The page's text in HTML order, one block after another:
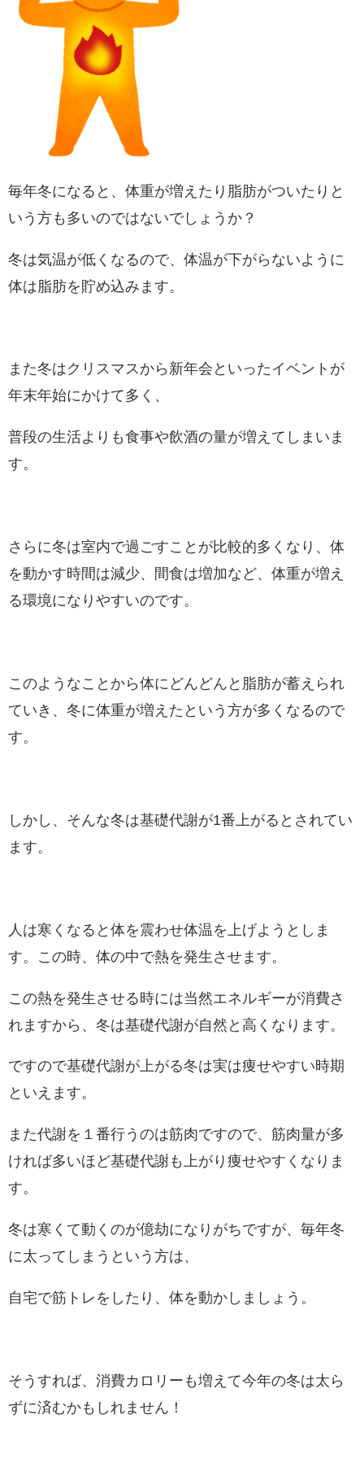
毎年冬になると、体重が増えたり脂肪がついたりと
いう方も多いのではないでしょうか？
冬は気温が低くなるので、体温が下がらないように
体は脂肪を貯め込みます。
また冬はクリスマスから新年会といったイベントが
年末年始にかけて多く、
普段の生活よりも食事や飲酒の量が増えてしまいま
す。
さらに冬は室内で過ごすことが比較的多くなり、体
を動かす時間は減少、間食は増加など、体重が増え
る環境になりやすいのです。
このようなことから体にどんどんと脂肪が蓄えられ
ていき、冬に体重が増えたという方が多くなるので
す。
しかし、そんな冬は基礎代謝が1番上がるとされてい
ます。
人は寒くなると体を震わせ体温を上げようとしま
す。この時、体の中で熱を発生させます。
この熱を発生させる時には当然エネルギーが消費さ
れますから、冬は基礎代謝が自然と高くなります。
ですので基礎代謝が上がる冬は実は痩せやすい時期
といえます。
また代謝を１番行うのは筋肉ですので、筋肉量が多
ければ多いほど基礎代謝も上がり痩せやすくなりま
す。
冬は寒くて動くのが億劫になりがちですが、毎年冬
に太ってしまうという方は、
自宅で筋トレをしたり、体を動かしましょう。
そうすれば、消費カロリーも増えて今年の冬は太ら
ずに済むかもしれません！